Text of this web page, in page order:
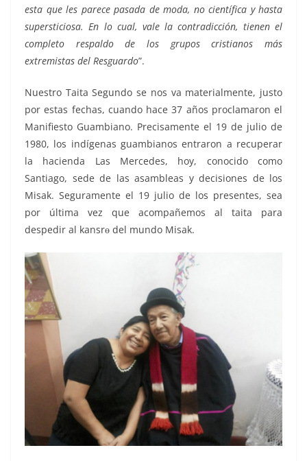
esta que les parece pasada de moda, no científica y hasta
supersticiosa. En lo cual, vale la contradicción, tienen el
completo respaldo de los grupos cristianos más
extremistas del Resguardo”.
Nuestro Taita Segundo se nos va materialmente, justo
por estas fechas, cuando hace 37 años proclamaron el
Manifiesto Guambiano. Precisamente el 19 de julio de
1980, los indígenas guambianos entraron a recuperar
la hacienda Las Mercedes, hoy, conocido como
Santiago, sede de las asambleas y decisiones de los
Misak. Seguramente el 19 julio de los presentes, sea
por última vez que acompañemos al taita para
despedir al kansrɵ del mundo Misak.